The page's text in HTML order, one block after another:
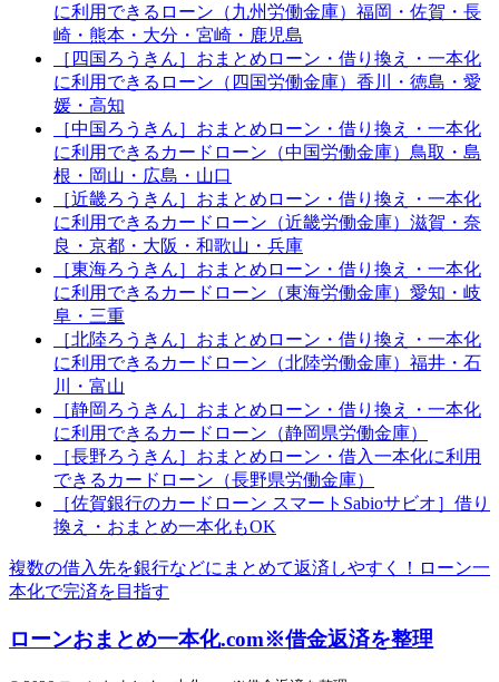
に利用できるローン（九州労働金庫）福岡・佐賀・長
崎・熊本・大分・宮崎・鹿児島
［四国ろうきん］おまとめローン・借り換え・一本化
に利用できるローン（四国労働金庫）香川・徳島・愛
媛・高知
［中国ろうきん］おまとめローン・借り換え・一本化
に利用できるカードローン（中国労働金庫）鳥取・島
根・岡山・広島・山口
［近畿ろうきん］おまとめローン・借り換え・一本化
に利用できるカードローン（近畿労働金庫）滋賀・奈
良・京都・大阪・和歌山・兵庫
［東海ろうきん］おまとめローン・借り換え・一本化
に利用できるカードローン（東海労働金庫）愛知・岐
阜・三重
［北陸ろうきん］おまとめローン・借り換え・一本化
に利用できるカードローン（北陸労働金庫）福井・石
川・富山
［静岡ろうきん］おまとめローン・借り換え・一本化
に利用できるカードローン（静岡県労働金庫）
［長野ろうきん］おまとめローン・借入一本化に利用
できるカードローン（長野県労働金庫）
［佐賀銀行のカードローン スマートSabioサビオ］借り
換え・おまとめ一本化もOK
複数の借入先を銀行などにまとめて返済しやすく！ローン一
本化で完済を目指す
ローンおまとめ一本化.com※借金返済を整理